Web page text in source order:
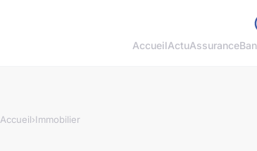
AccueilActuAssurance
Accueil›Immobilier